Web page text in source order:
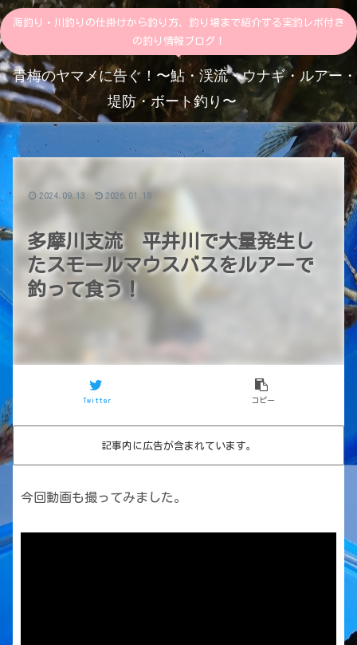
海釣り・川釣りの仕掛けから釣り方、釣り場まで紹介する実釣レポ付き
の釣り情報ブログ！
青梅のヤマメに告ぐ！〜鮎・渓流・ウナギ・ルアー・
堤防・ボート釣り〜
多摩川支流 平井川で大量発生し
たスモールマウスバスをルアーで
釣って食う！
Twitter コピー
2024.09.13 2026.01.18
記事内に広告が含まれています。
今回動画も撮ってみました。